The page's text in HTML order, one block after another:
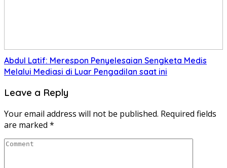
Abdul Latif: Merespon Penyelesaian Sengketa Medis
Melalui Mediasi di Luar Pengadilan saat ini
Leave a Reply
Your email address will not be published. Required fields
are marked *